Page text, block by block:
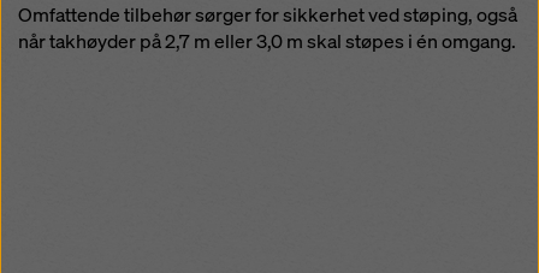
Omfattende tilbehør sørger for sikkerhet ved støping, også
når takhøyder på 2,7 m eller 3,0 m skal støpes i én omgang.